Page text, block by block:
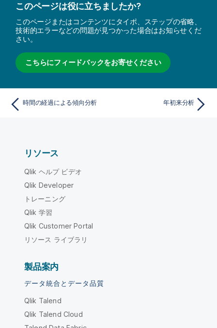
このページは役に立ちましたか?
このページまたはコンテンツにタイポ、ステップの省略、
技術的エラーなどの問題が見つかった場合はお知らせくだ
さい。
こちらにフィードバックをお寄せください
時間の経過による傾向分析 年初来分析
リソース
Qlik ヘルプ ビデオ
Qlik Developer
トレーニング
Qlik 学習
Qlik Customer Portal
リソース ライブラリ
製品案内
データ統合とデータ品質
Qlik Talend
Qlik Talend Cloud